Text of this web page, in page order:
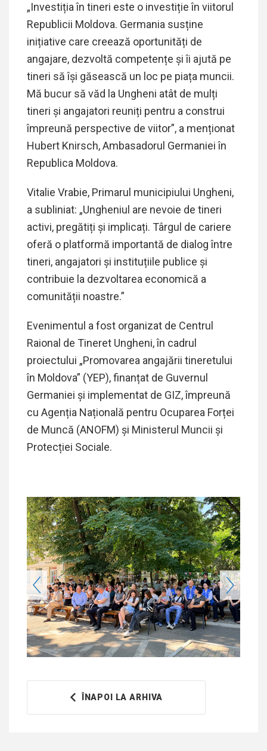
„Investiția în tineri este o investiție în viitorul
Republicii Moldova. Germania susține
inițiative care creează oportunități de
angajare, dezvoltă competențe și îi ajută pe
tineri să își găsească un loc pe piața muncii.
Mă bucur să văd la Ungheni atât de mulți
tineri și angajatori reuniți pentru a construi
împreună perspective de viitor”, a menționat
Hubert Knirsch, Ambasadorul Germaniei în
Republica Moldova.
Vitalie Vrabie, Primarul municipiului Ungheni,
a subliniat: „Ungheniul are nevoie de tineri
activi, pregătiți și implicați. Târgul de cariere
oferă o platformă importantă de dialog între
tineri, angajatori și instituțiile publice și
contribuie la dezvoltarea economică a
comunității noastre.”
Evenimentul a fost organizat de Centrul
Raional de Tineret Ungheni, în cadrul
proiectului „Promovarea angajării tineretului
în Moldova” (YEP), finanțat de Guvernul
Germaniei și implementat de GIZ, împreună
cu Agenția Națională pentru Ocuparea Forței
de Muncă (ANOFM) și Ministerul Muncii și
Protecției Sociale.
ÎNAPOI LA ARHIVA